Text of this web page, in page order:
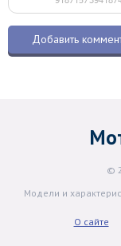
©
Модели и
О сайте